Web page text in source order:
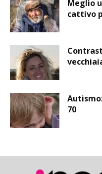
Meglio
cattivo
70